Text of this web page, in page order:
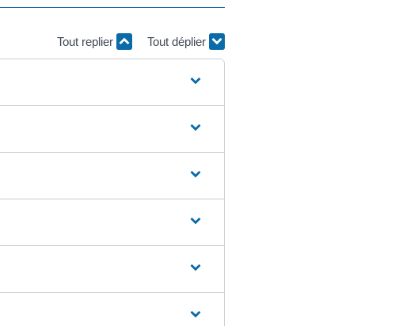
Tout replier Tout déplier